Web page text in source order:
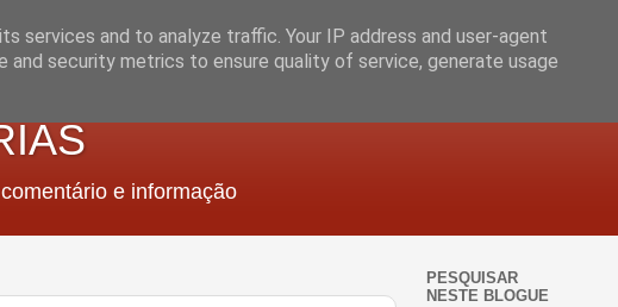
e informação
PESQUISAR
NESTE BLOGUE
services and to analyze traffic. Your IP address and user-agent
and security metrics to ensure quality of service, generate usage